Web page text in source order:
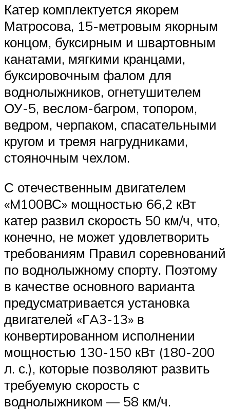
Катер комплектуется якорем
Матросова, 15-метровым якорным
концом, буксирным и швартовным
канатами, мягкими кранцами,
буксировочным фалом для
воднолыжников, огнетушителем
ОУ-5, веслом-багром, топором,
ведром, черпаком, спасательными
кругом и тремя нагрудниками,
стояночным чехлом.
С отечественным двигателем
«M100ВС» мощностью 66,2 кВт
катер развил скорость 50 км/ч, что,
конечно, не может удовлетворить
требованиям Правил соревнований
по воднолыжному спорту. Поэтому
в качестве основного варианта
предусматривается установка
двигателей «ГA3-13» в
конвертированном исполнении
мощностью 130-150 кВт (180-200
л. с.), которые позволяют развить
требуемую скорость с
воднолыжником — 58 км/ч.